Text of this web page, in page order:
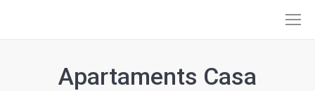
Apartaments Casa